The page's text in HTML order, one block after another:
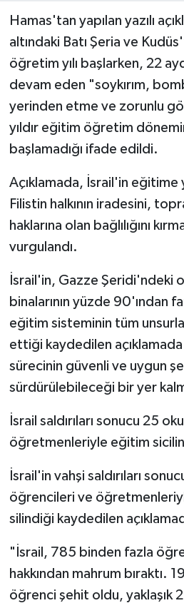
Hamas'tan yapılan yazılı
altındaki Batı Şeria ve
öğretim yılı başlarken, 22
devam eden "soykırım,
yerinden etme ve zorunlu
yıldır eğitim öğretim
başlamadığı ifade edildi.
Açıklamada, İsrail'in eğitime
Filistin halkının iradesini,
haklarına olan bağlılığını
vurgulandı.
İsrail'in, Gazze Şeridi'ndeki
binalarının yüzde 90'ından
eğitim sisteminin tüm
ettiği kaydedilen
sürecinin güvenli ve uygun
sürdürülebileceği bir yer
İsrail saldırıları sonucu 25
öğretmenleriyle eğitim
İsrail'in vahşi saldırıları
öğrencileri ve
silindiği kaydedilen
"İsrail, 785 binden fazla
hakkından mahrum bıraktı.
öğrenci şehit oldu, yaklaşık